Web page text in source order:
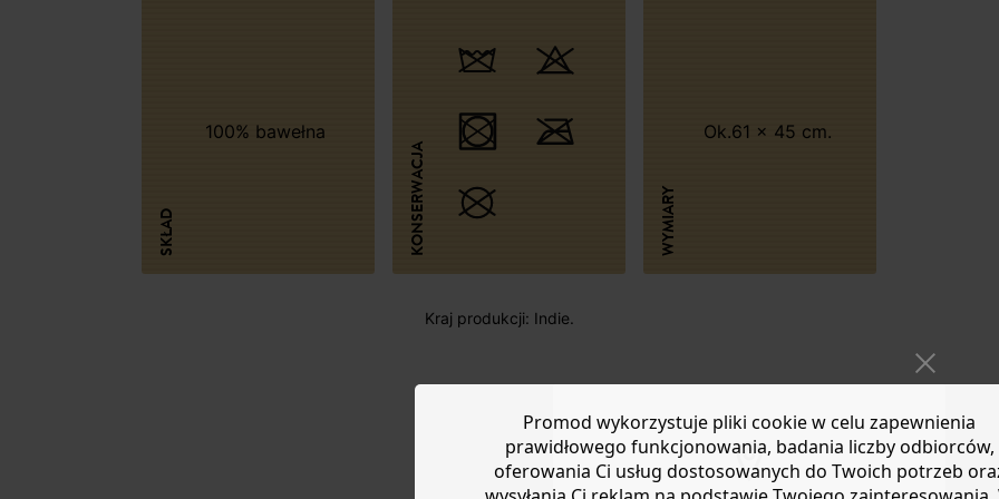
SKŁAD
100% bawełna
KONSERWACJA WYMIARY
Ok.61 x 45 cm.
Kraj produkcji: Indie.
Promod wykorzystuje pliki cookie w celu zapewnienia
prawidłowego funkcjonowania, badania liczby odbiorców,
oferowania Ci usług dostosowanych do Twoich potrzeb